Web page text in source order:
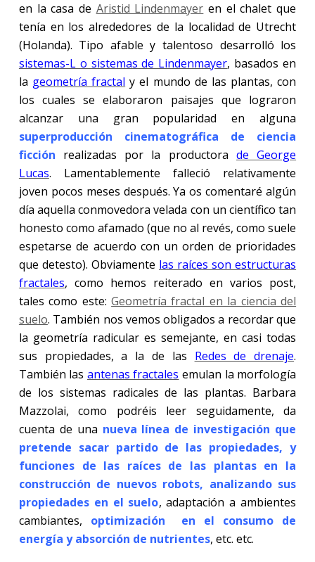
en la casa de Aristid Lindenmayer en el chalet que
tenía en los alrededores de la localidad de Utrecht
(Holanda). Tipo afable y talentoso desarrolló los
sistemas-L o sistemas de Lindenmayer, basados en
la geometría fractal y el mundo de las plantas, con
los cuales se elaboraron paisajes que lograron
alcanzar una gran popularidad en alguna
superproducción cinematográfica de ciencia
ficción realizadas por la productora de George
Lucas. Lamentablemente falleció relativamente
joven pocos meses después. Ya os comentaré algún
día aquella conmovedora velada con un científico tan
honesto como afamado (que no al revés, como suele
espetarse de acuerdo con un orden de prioridades
que detesto). Obviamente las raíces son estructuras
fractales, como hemos reiterado en varios post,
tales como este:Geometría fractal en la ciencia del
suelo. También nos vemos obligados a recordar que
la geometría radicular es semejante, en casi todas
sus propiedades, a la de las Redes de drenaje.
También las antenas fractales emulan la morfología
de los sistemas radicales de las plantas. Barbara
Mazzolai, como podréis leer seguidamente, da
cuenta de una nueva línea de investigación que
pretende sacar partido de las propiedades, y
funciones de las raíces de las plantas en la
construcción de nuevos robots, analizando sus
propiedades en el suelo, adaptación a ambientes
cambiantes, optimización en el consumo de
energía y absorción de nutrientes, etc. etc.